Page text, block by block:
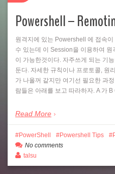
Powershell –
원격지에 있는 Powershell 에 접속
수 있는데 이 Session을 이용하여
이 가능한것이다. 자주쓰게 되는 기
둔다. 자세한 규칙이나 프로토콜, 원
가 나올꺼 같지만 여기선 필요한 과
람들은 아래를 보고 따라하자. A 가 B
Read More
PowerShell Powershell Tips
No comments
talsu